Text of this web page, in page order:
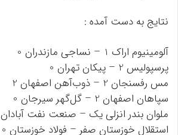
نتایج به دست آمده :
آلومینیوم اراک 1 – نساجی مازندران 0
پرسپولیس 2 – پیکان تهران 0
مس رفسنجان 2 – ذوب‌آهن اصفهان 2
سپاهان اصفهان 2 – گل‌گهر سیرجان 0
ملوان بندر انزلی یک – صنعت نفت آبادان 0
استقلال خوزستان صفر – فولاد خوزستان 0